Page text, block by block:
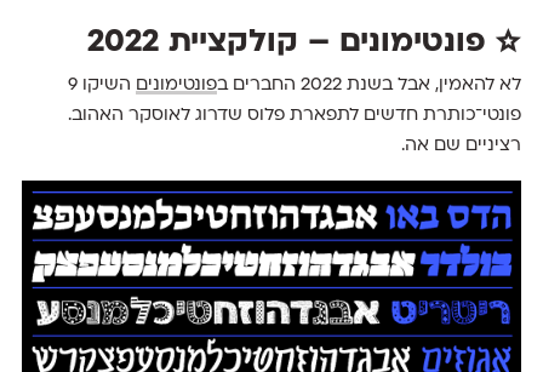
☆ פונטימונים – קולקציית 2022
לא להאמין, אבל בשנת 2022 החברים ב פונטימונים
השיקו 9
פונטי־כותרת חדשים לתפארת פלוס שדרוג לאוסקר האהוב.
רציניים שם אה.